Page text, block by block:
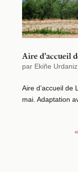
Aire d’accueil
par Ekiñe Urdaniz
Aire d’accueil de
mai. Adaptation